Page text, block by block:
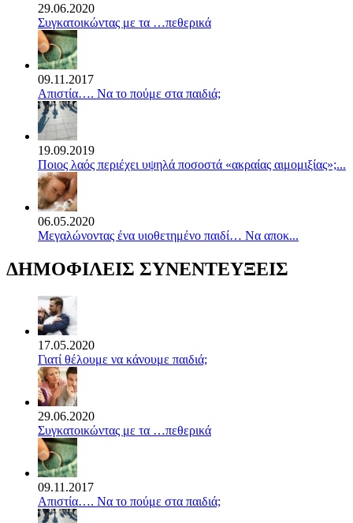
29.06.2020
Συγκατοικώντας με τα …πεθερικά
09.11.2017
Απιστία…. Να το πούμε στα παιδιά;
19.09.2019
Ποιος λαός περιέχει υψηλά ποσοστά «ακραίας αιμομιξίας»;...
06.05.2020
Mεγαλώνοντας ένα υιοθετημένο παιδί… Να αποκ...
ΔΗΜΟΦΙΛΕΙΣ ΣΥΝΕΝΤΕΥΞΕΙΣ
17.05.2020
Γιατί θέλουμε να κάνουμε παιδιά;
29.06.2020
Συγκατοικώντας με τα …πεθερικά
09.11.2017
Απιστία…. Να το πούμε στα παιδιά;